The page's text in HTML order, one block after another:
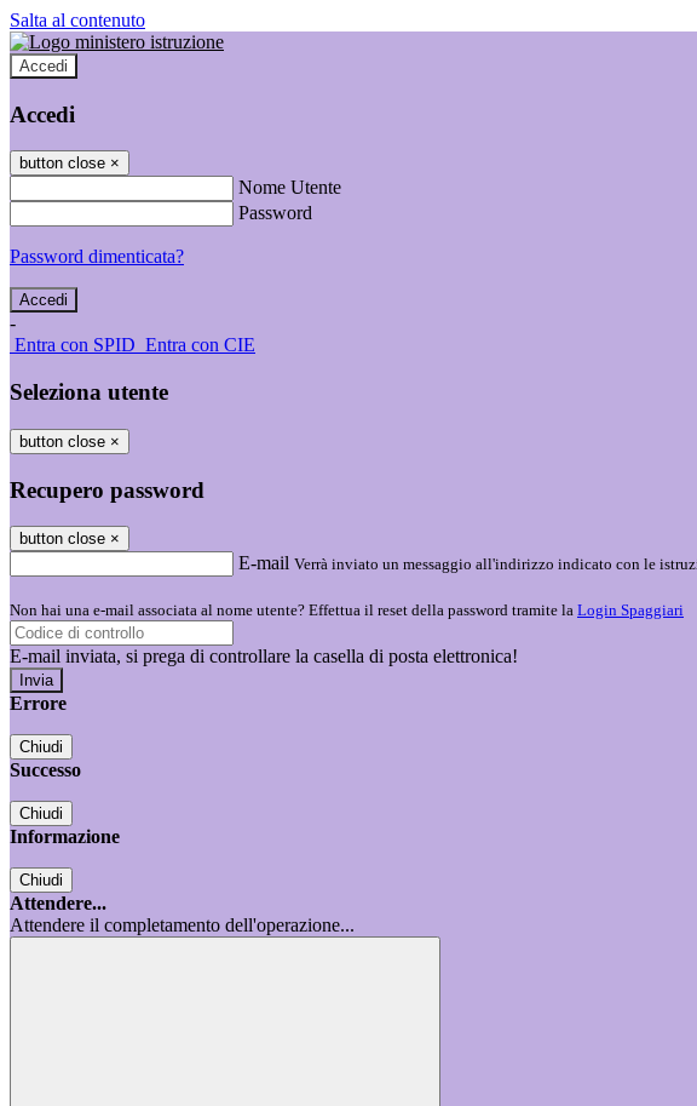
Salta al contenuto
Accedi
Accedi
button close ×
Nome Utente
Password
Password dimenticata?
-
Entra con SPID Entra con CIE
Seleziona utente
button close ×
Recupero password
button close ×
E-mail Verrà inviato un messaggio all'indirizzo indicato con le
Non hai una e-mail associata al nome utente? Effettua il reset della password tramite la Login Spaggiari
E-mail inviata, si prega di controllare la casella di posta elettronica!
Errore
Chiudi
Successo
Chiudi
Informazione
Chiudi
Attendere...
Attendere il completamento dell'operazione...